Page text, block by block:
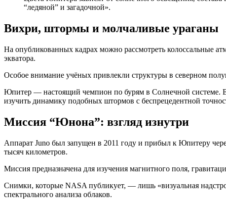
“ледяной” и загадочной».
Вихри, штормы и молчаливые ураганы
На опубликованных кадрах можно рассмотреть колоссальные
экватора.
Особое внимание учёных привлекли структуры в северном
Юпитер — настоящий чемпион по бурям в Солнечной системе.
изучить динамику подобных штормов с беспрецедентной
Миссия “Юнона”: взгляд изнутри
Аппарат Juno был запущен в 2011 году и прибыл к Юпитеру
тысяч километров.
Миссия предназначена для изучения магнитного поля,
Снимки, которые NASA публикует, — лишь «визуальная
спектрального анализа облаков.